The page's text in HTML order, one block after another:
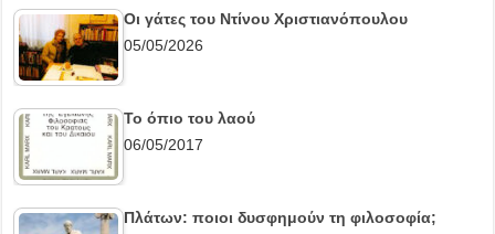
Οι γάτες του Ντίνου Χριστιανόπουλου
05/05/2026
Το όπιο του λαού
06/05/2017
Πλάτων: ποιοι δυσφημούν τη φιλοσοφία;